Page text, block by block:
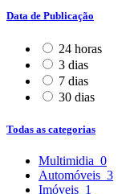
Data de Publicação
24 horas
3 dias
7 dias
30 dias
Todas as categorias
Multimidia 0
Automóveis 3
Imóveis 1